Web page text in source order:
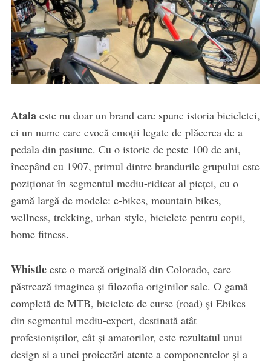
Atalaeste nu doar un brand care spune istoria bicicletei,
ci un nume care evocă emoții legate de plăcerea de a
pedala din pasiune. Cu o istorie de peste 100 de ani,
începând cu 1907, primul dintre brandurile grupului este
poziționat în segmentul mediu-ridicat al pieței, cu o
gamă largă de modele: e-bikes, mountain bikes,
wellness, trekking, urban style, biciclete pentru copii,
home fitness.
Whistleeste o marcă originală din Colorado, care
păstrează imaginea și filozofia originilor sale. O gamă
completă de MTB, biciclete de curse (road) și Ebikes
din segmentul mediu-expert, destinată atât
profesioniștilor, cât și amatorilor, este rezultatul unui
design si a unei proiectări atente a componentelor și a